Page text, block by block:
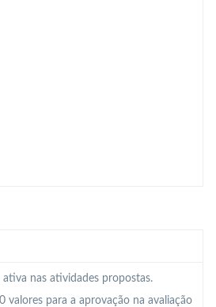
nas atividades propostas.
valores para a aprovação na avaliação